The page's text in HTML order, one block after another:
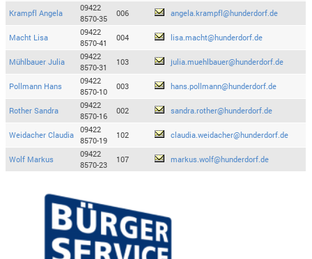
Krampfl Angela
09422
8570-35
006 angela.krampfl@hunderdorf.de
Macht Lisa
09422
8570-41
004 lisa.macht@hunderdorf.de
Mühlbauer Julia
09422
8570-31
103 julia.muehlbauer@hunderdorf.de
Pollmann Hans
09422
8570-10
003 hans.pollmann@hunderdorf.de
Rother Sandra
09422
8570-16
002 sandra.rother@hunderdorf.de
Weidacher Claudia
09422
8570-19
102 claudia.weidacher@hunderdorf.de
Wolf Markus
09422
8570-23
107 markus.wolf@hunderdorf.de